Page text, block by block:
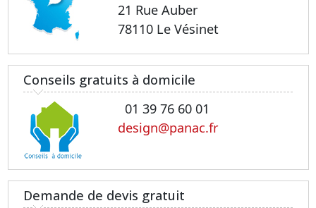
21 Rue Auber
78110 Le Vésinet
Conseils gratuits à domicile
01 39 76 60 01
design@panac.fr
Demande de devis gratuit